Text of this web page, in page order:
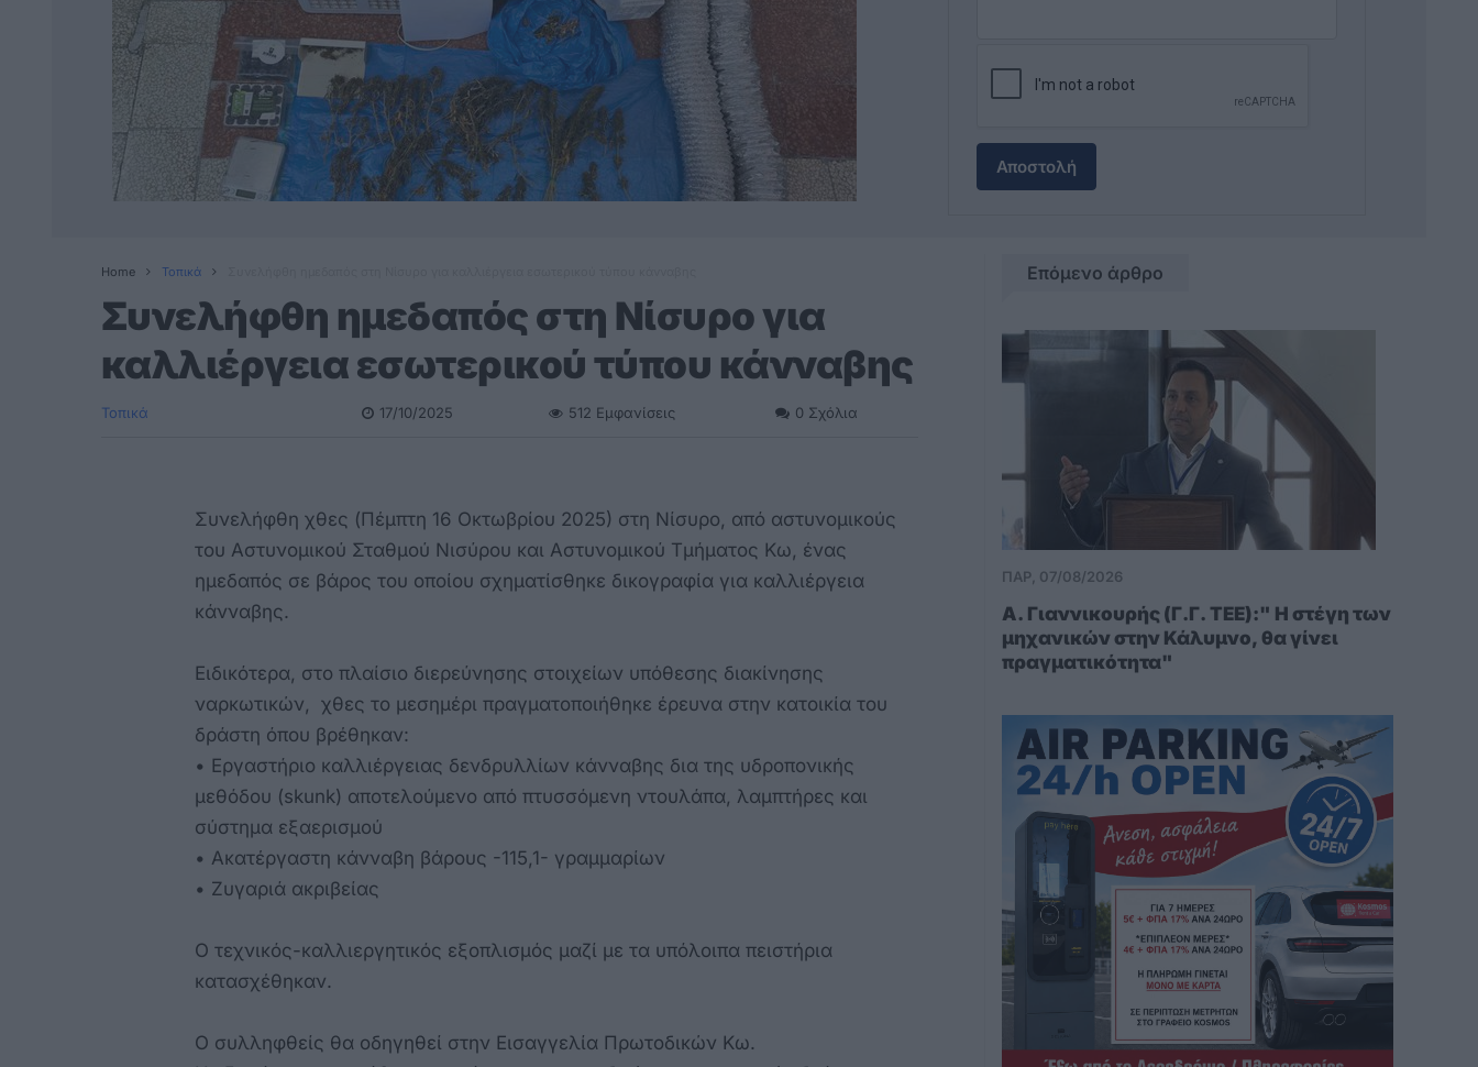
Αποστολή
Home Τοπικά
Συνελήφθη ημεδαπός στη Νίσυρο για
καλλιέργεια εσωτερικού τύπου κάνναβης
Τοπικά 17/10/2025 512 Εμφανίσεις 0 Σχόλια
Συνελήφθη χθες (Πέμπτη 16 Οκτωβρίου 2025) στη Νίσυρο, από αστυνομικούς
του Αστυνομικού Σταθμού Νισύρου και Αστυνομικού Τμήματος Κω, ένας
ημεδαπός σε βάρος του οποίου σχηματίσθηκε δικογραφία για καλλιέργεια
κάνναβης.
Ειδικότερα, στο πλαίσιο διερεύνησης στοιχείων υπόθεσης διακίνησης
ναρκωτικών, χθες το μεσημέρι πραγματοποιήθηκε έρευνα στην κατοικία του
δράστη όπου βρέθηκαν:
• Εργαστήριο καλλιέργειας δενδρυλλίων κάνναβης δια της υδροπονικής
μεθόδου (skunk) αποτελούμενο από πτυσσόμενη ντουλάπα, λαμπτήρες και
σύστημα εξαερισμού
• Ακατέργαστη κάνναβη βάρους -115,1- γραμμαρίων
• Ζυγαριά ακριβείας
Ο τεχνικός-καλλιεργητικός εξοπλισμός μαζί με τα υπόλοιπα πειστήρια
κατασχέθηκαν.
Ο συλληφθείς θα οδηγηθεί στην Εισαγγελία Πρωτοδικών Κω.
Επόμενο άρθρο
ΠΑΡ, 07/08/2026
Α. Γιαννικουρής (Γ.Γ. ΤΕΕ):" Η στέγη των
μηχανικών στην Κάλυμνο, θα γίνει
πραγματικότητα"